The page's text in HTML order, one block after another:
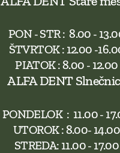
PON - STR :  8.00 -
ŠTVRTOK : 12.00 -
PIATOK : 8.00 - 12.00
ALFA DENT
PONDELOK  :  11.00 -
UTOROK : 8.00- 14.00
STREDA: 11.00 - 17.00